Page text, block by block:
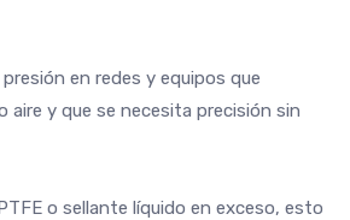
presión en redes y equipos que
aire y que se necesita precisión sin
o sellante líquido en exceso, esto